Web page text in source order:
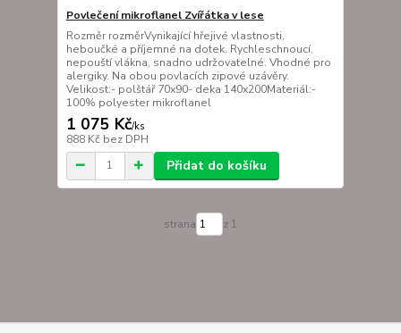
Povlečení mikroflanel Zvířátka v lese
Rozměr rozměrVynikající hřejivé vlastnosti,
heboučké a příjemné na dotek. Rychleschnoucí,
nepouští vlákna, snadno udržovatelné. Vhodné pro
alergiky. Na obou povlacích zipové uzávěry.
Velikost:- polštář 70x90- deka 140x200Materiál:-
100% polyester mikroflanel
1 075 Kč/ks
888 Kč bez DPH
Přidat do košíku
strana z 1